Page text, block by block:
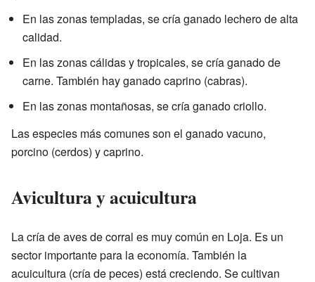
En las zonas templadas, se cría ganado lechero de alta
calidad.
En las zonas cálidas y tropicales, se cría ganado de
carne. También hay ganado caprino (cabras).
En las zonas montañosas, se cría ganado criollo.
Las especies más comunes son el ganado vacuno,
porcino (cerdos) y caprino.
Avicultura y acuicultura
La cría de aves de corral es muy común en Loja. Es un
sector importante para la economía. También la
acuicultura (cría de peces) está creciendo. Se cultivan